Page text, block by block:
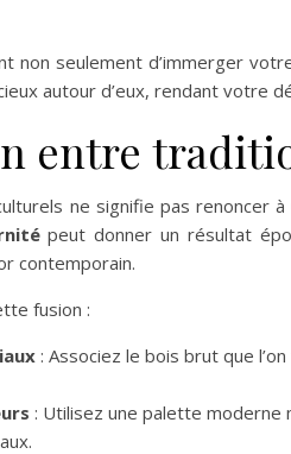
non seulement d’immerger
autour d’eux, rendant votre
entre
ne signifie pas renoncer
peut donner un résultat
contemporain.
fusion :
: Associez le bois brut que
: Utilisez une palette